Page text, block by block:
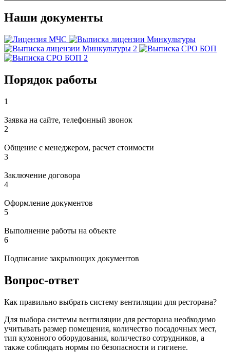
Наши документы
Порядок работы
1
Заявка на сайте, телефонный звонок
2
Общение с менеджером, расчет стоимости
3
Заключение договора
4
Оформление документов
5
Выполнение работы на объекте
6
Подписание закрывющих документов
Вопрос-ответ
Как правильно выбрать систему вентиляции для ресторана?
Для выбора системы вентиляции для ресторана необходимо
учитывать размер помещения, количество посадочных мест,
тип кухонного оборудования, количество сотрудников, а
также соблюдать нормы по безопасности и гигиене.